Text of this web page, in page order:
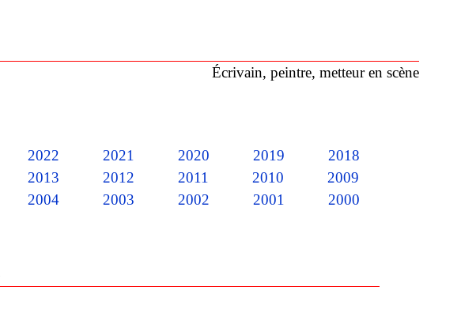
Écrivain, peintre, metteur en scène
2022 2021 2020 2019
2018
2013 2012 2011 2010
2009
2004 2003 2002 2001
2000